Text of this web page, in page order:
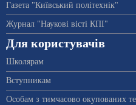
Газета "Київський політехнік"
Журнал "Наукові вісті КПІ"
Для користувачів
Школярам
Вступникам
Особам з тимчасово окупованих